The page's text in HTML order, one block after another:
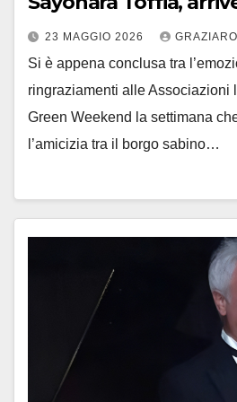
23 MAGGIO 2026
Si è appena conclusa tra
ringraziamenti alle Associazioni
Green Weekend la settimana
l’amicizia tra il borgo sabino…